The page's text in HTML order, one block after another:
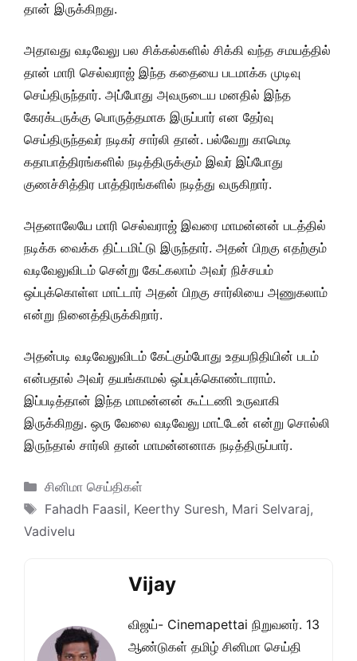
தான் இருக்கிறது.
அதாவது வடிவேலு பல சிக்கல்களில் சிக்கி வந்த சமயத்தில்
தான் மாரி செல்வராஜ் இந்த கதையை படமாக்க முடிவு
செய்திருந்தார். அப்போது அவருடைய மனதில் இந்த
கேரக்டருக்கு பொருத்தமாக இருப்பார் என தேர்வு
செய்திருந்தவர் நடிகர் சார்லி தான். பல்வேறு காமெடி
கதாபாத்திரங்களில் நடித்திருக்கும் இவர் இப்போது
குணச்சித்திர பாத்திரங்களில் நடித்து வருகிறார்.
அதனாலேயே மாரி செல்வராஜ் இவரை மாமன்னன் படத்தில்
நடிக்க வைக்க திட்டமிட்டு இருந்தார். அதன் பிறகு எதற்கும்
வடிவேலுவிடம் சென்று கேட்கலாம் அவர் நிச்சயம்
ஒப்புக்கொள்ள மாட்டார் அதன் பிறகு சார்லியை அணுகலாம்
என்று நினைத்திருக்கிறார்.
அதன்படி வடிவேலுவிடம் கேட்கும்போது உதயநிதியின் படம்
என்பதால் அவர் தயங்காமல் ஒப்புக்கொண்டாராம்.
இப்படித்தான் இந்த மாமன்னன் கூட்டணி உருவாகி
இருக்கிறது. ஒரு வேலை வடிவேலு மாட்டேன் என்று சொல்லி
இருந்தால் சார்லி தான் மாமன்னனாக நடித்திருப்பார்.
Categories
சினிமா செய்திகள்
Tags
Fahadh Faasil, Keerthy Suresh, Mari Selvaraj,
Vadivelu
Vijay
விஜய்- Cinemapettai நிறுவனர். 13
ஆண்டுகள் தமிழ் சினிமா செய்தி